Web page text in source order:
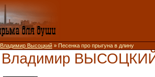
Владимир Высоцкий » Песенка про прыгуна в длину
Владимир